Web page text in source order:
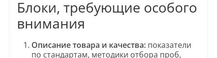
Блоки, требующие особого
внимания
Описание товара и качества:показатели
по стандартам, методики отбора проб,